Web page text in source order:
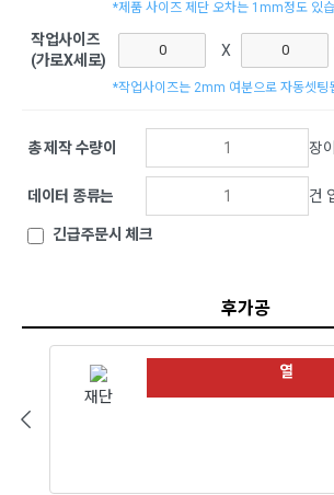
*제품 사이즈 제단 오차는 1mm정도 있
작업사이즈
(가로X세로)
X
*작업사이즈는 2mm 여분으로 자동셋팅
총 제작 수량이 장
데이터 종류는 건
긴급주문시 체크
후가공
재단
열